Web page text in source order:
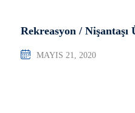
Rekreasyon / Nişantaşı
MAYIS 21, 2020